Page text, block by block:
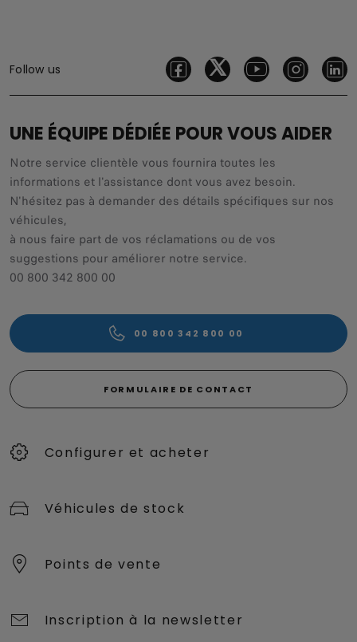
Follow us
UNE ÉQUIPE DÉDIÉE POUR VOUS AIDER
Notre service clientèle vous fournira toutes les
informations et l'assistance dont vous avez besoin.
N'hésitez pas à demander des détails spécifiques sur nos
véhicules,
à nous faire part de vos réclamations ou de vos
suggestions pour améliorer notre service.
00 800 342 800 00
00 800 342 800 00
FORMULAIRE DE CONTACT
Configurer et acheter
Véhicules de stock
Points de vente
Inscription à la newsletter